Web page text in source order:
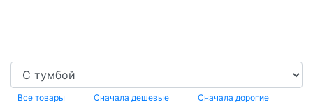
Все товары Сначала дешевые Сначала дорогие